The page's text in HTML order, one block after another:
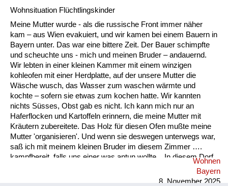
Wohnsituation Flüchtlingskinder
Meine Mutter wurde - als die russische Front immer näher
kam – aus Wien evakuiert, und wir kamen bei einem Bauern in
Bayern unter. Das war eine bittere Zeit. Der Bauer schimpfte
und scheuchte uns - mich und meinen Bruder – andauernd.
Wir lebten in einer kleinen Kammer mit einem winzigen
kohleofen mit einer Herdplatte, auf der unsere Mutter die
Wäsche wusch, das Wasser zum waschen wärmte und
kochte – sofern sie etwas zum kochen hatte. Wir kannten
nichts Süsses, Obst gab es nicht. Ich kann mich nur an
Haferflocken und Kartoffeln erinnern, die meine Mutter mit
Kräutern zubereitete. Das Holz für diesen Ofen mußte meine
Mutter 'organisieren'. Und wenn sie deswegen unterwegs war,
saß ich mit meinem kleinen Bruder im diesem Zimmer ….
kampfbereit, falls uns einer was antun wollte... In diesem Dorf
half uns nur eine Frau manchmal mit Lebensmittel aus... Das
ganze Leben, wenn ich an diesen Bauern dachte, habe ich ihm
Wohnen
Bayern
8. November 2025